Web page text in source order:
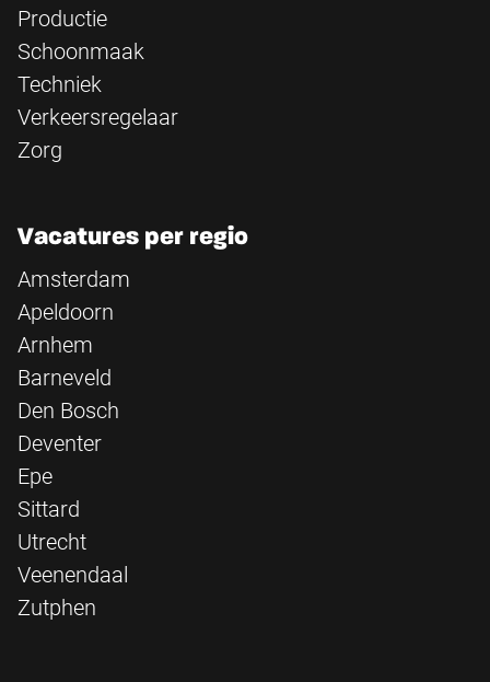
Productie
Schoonmaak
Techniek
Verkeersregelaar
Zorg
Vacatures per regio
Amsterdam
Apeldoorn
Arnhem
Barneveld
Den Bosch
Deventer
Epe
Sittard
Utrecht
Veenendaal
Zutphen